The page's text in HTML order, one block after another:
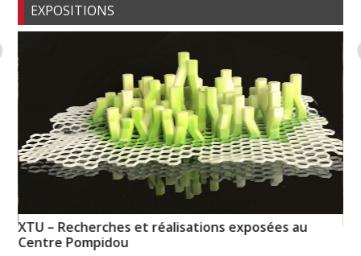
EXPOSITIONS
XTU – Recherches et réalisations exposées au
Centre Pompidou